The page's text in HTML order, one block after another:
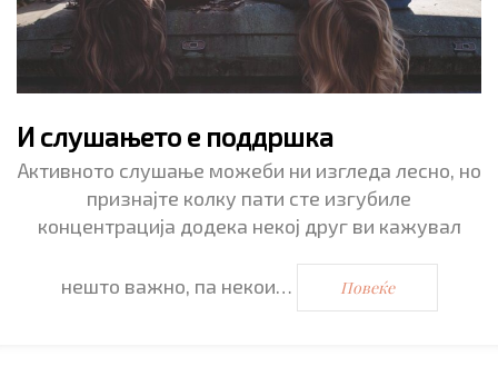
И слушањето е поддршка
Активното слушање можеби ни изгледа лесно, но
признајте колку пати сте изгубиле
концентрација додека некој друг ви кажувал
нешто важно, па некои… Повеќе